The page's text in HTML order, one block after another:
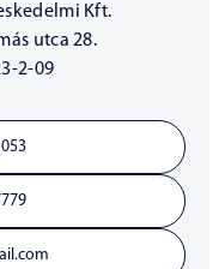
Kft.
utca 28.
2-09